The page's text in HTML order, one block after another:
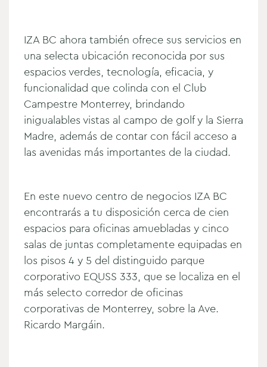
IZA BC ahora también ofrece sus servicios en
una selecta ubicación reconocida por sus
espacios verdes, tecnología, eficacia, y
funcionalidad que colinda con el Club
Campestre Monterrey, brindando
inigualables vistas al campo de golf y la Sierra
Madre, además de contar con fácil acceso a
las avenidas más importantes de la ciudad.
En este nuevo centro de negocios IZA BC
encontrarás a tu disposición cerca de cien
espacios para oficinas amuebladas y cinco
salas de juntas completamente equipadas en
los pisos 4 y 5 del distinguido parque
corporativo EQUSS 333, que se localiza en el
más selecto corredor de oficinas
corporativas de Monterrey, sobre la Ave.
Ricardo Margáin.